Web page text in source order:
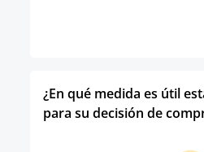
¿En qué medida es útil
para su decisión de